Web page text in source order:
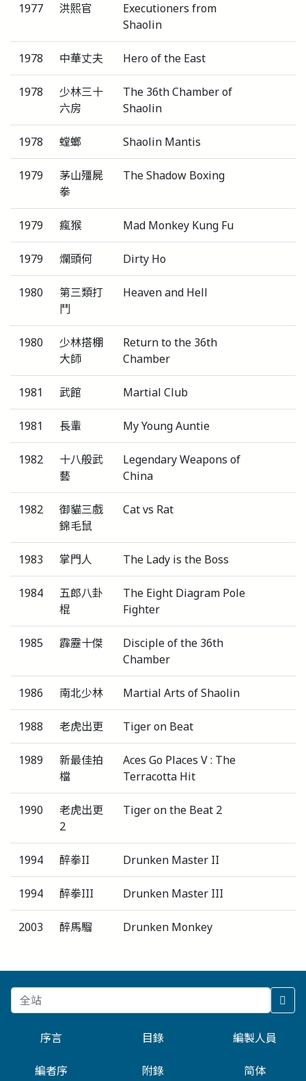
1977 洪熙官
Executioners from
Shaolin
1978 中華丈夫 Hero of the East
1978
少林三十
六房
The 36th Chamber of
Shaolin
1978 螳螂 Shaolin Mantis
1979
茅山殭屍
拳
The Shadow Boxing
1979 瘋猴 Mad Monkey Kung Fu
1979 爛頭何 Dirty Ho
1980
第三類打
鬥
Heaven and Hell
1980
少林搭棚
大師
Return to the 36th
Chamber
1981 武館 Martial Club
1981 長輩 My Young Auntie
1982
十八般武
藝
Legendary Weapons of
China
1982
御貓三戲
錦毛鼠
Cat vs Rat
1983 掌門人 The Lady is the Boss
1984
五郎八卦
棍
The Eight Diagram Pole
Fighter
1985 霹靂十傑
Disciple of the 36th
Chamber
1986 南北少林 Martial Arts of Shaolin
1988 老虎出更 Tiger on Beat
1989
新最佳拍
檔
Aces Go Places V : The
Terracotta Hit
1990
老虎出更
2
Tiger on the Beat 2
1994 醉拳II Drunken Master II
1994 醉拳III Drunken Master III
2003 醉馬騮 Drunken Monkey
序言 目錄 編製人員
編者序 附錄 简体